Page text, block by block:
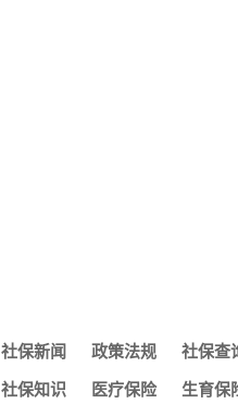
查询个人账户
社保新闻 政策法规 社保查
社保知识 医疗保险 生育保